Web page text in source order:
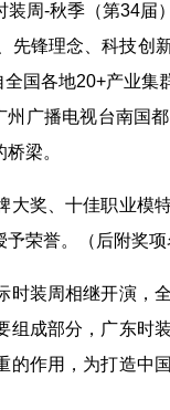
周-秋季（第34届
锋理念、科技创
国各地20+产业
广播电视台南国
梁。
奖、十佳职业模
荣誉。（后附奖项
装周相继开演，
成部分，广东时
作用，为打造中